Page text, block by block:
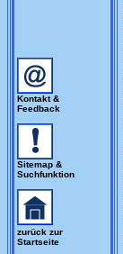
Kontakt &
Feedback
Sitemap &
Suchfunktion
zurück zur
Startseite